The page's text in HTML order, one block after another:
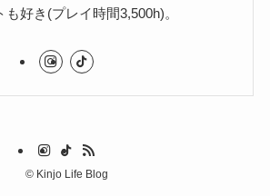
好き(プレイ時間3,500h)。
©Kinjo Life Blog